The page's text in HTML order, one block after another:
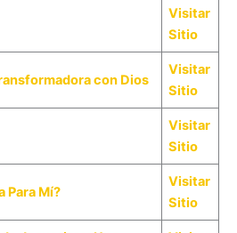
Visitar
Sitio
con Dios
Visitar
Sitio
Visitar
Sitio
Para Mí?
Visitar
Sitio